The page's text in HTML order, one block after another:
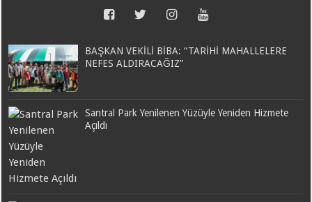
BAŞKAN VEKİLİ BİBA: “TARİHİ MAHALLELERE
NEFES ALDIRACAĞIZ”
Santral Park Yenilenen Yüzüyle Yeniden Hizmete
Açıldı